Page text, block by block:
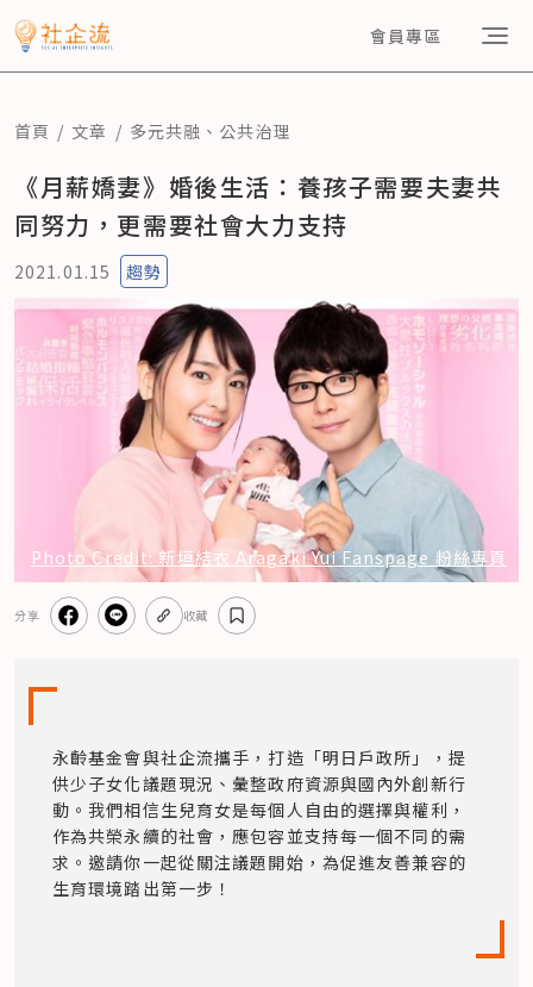
會員專區
首頁 文章 多元共融 、 公共治理
《月薪嬌妻》婚後生活：養孩子需要夫妻共
同努力，更需要社會大力支持
2021.01.15 趨勢
Photo Credit: 新垣結衣 Aragaki Yui Fanspage 粉絲專頁
分享 收藏
永齡基金會與社企流攜手，打造「明日戶政所」，提
供少子女化議題現況、彙整政府資源與國內外創新行
動。我們相信生兒育女是每個人自由的選擇與權利，
作為共榮永續的社會，應包容並支持每一個不同的需
求。邀請你一起從關注議題開始，為促進友善兼容的
生育環境踏出第一步！